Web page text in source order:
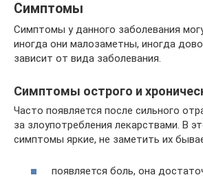
Симптомы
Симптомы у данного заболевания
иногда они малозаметны, иногда
зависит от вида заболевания.
Симптомы острого и
Часто появляется после сильного
за злоупотребления лекарствами. В
симптомы яркие, не заметить их
появляется боль, она